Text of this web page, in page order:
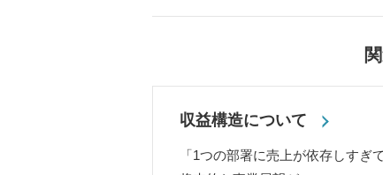
収益構造について
「1つの部署に売上が依存しすぎ